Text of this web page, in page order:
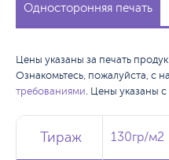
Односторонняя печать
Цены указаны за печать
Ознакомьтесь, пожалуйста, с
требованиями . Цены указаны
Тираж
Тираж 130гр/м2
Тираж 130гр/м2